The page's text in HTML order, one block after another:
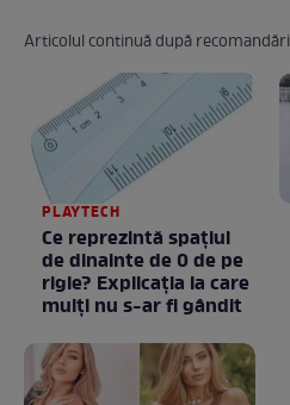
Articolul continuă după recomandări
PLAYTECH
Ce reprezintă spaţiul
de dinainte de 0 de pe
rigle? Explicaţia la care
mulţi nu s-ar fi gândit